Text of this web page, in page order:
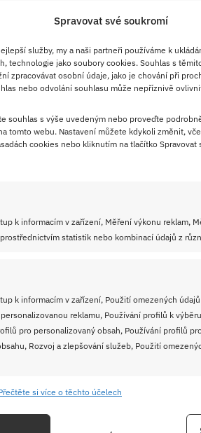
Spravovat své soukromí
služby, my a naši partneři používáme k
technologie jako soubory cookies. Souhlas s
zpracovávat osobní údaje, jako je chování při
nebo odvolání souhlasu může nepříznivě
souhlas s výše uvedeným nebo proveďte
tomto webu. Nastavení můžete kdykoli změnit,
cookies nebo kliknutím na tlačítko Spravovat
k informacím v zařízení, Měření výkonu reklam,
statistik nebo kombinací údajů z
k informacím v zařízení, Použití omezených
reklamu, Používání profilů k
pro personalizovaný obsah, Používání profilů
Rozvoj a zlepšování služeb, Použití
si více o těchto účelech
2025
řízky na způsob
kuřecích nudliček
česneku a zakysané